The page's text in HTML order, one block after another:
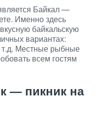
Байкал —
Именно здесь
байкальскую
вариантах:
т.д. Местные рыбные
всем гостям
— пикник на